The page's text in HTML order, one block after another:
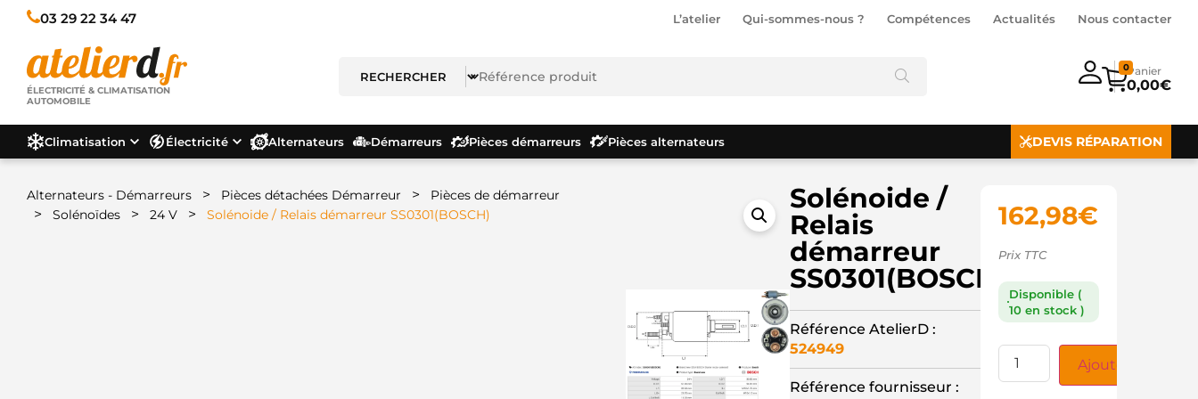
03 29 22 34 47 L’atelier Qui-sommes-nous ? Compétences Actualités Nous contacter
ÉLECTRICITÉ & CLIMATISATION
AUTOMOBILE
0,00€
0
Climatisation Électricité Alternateurs Démarreurs Pièces démarreurs Pièces alternateurs DEVIS RÉPARATION
Alternateurs - Démarreurs > Pièces détachées Démarreur > Pièces de démarreur
> Solénoïdes > 24 V > Solénoide / Relais démarreur SS0301(BOSCH)
Solénoide /
Relais
démarreur
SS0301(BOSCH)
Référence AtelierD :
524949
Référence fournisseur :
162,98€
Prix TTC
Disponible (
10 en stock )
Ajouter au